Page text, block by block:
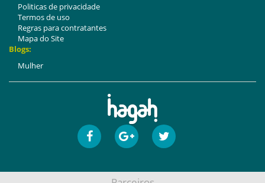
Politicas de privacidade
Termos de uso
Regras para contratantes
Mapa do Site
Blogs:
Mulher